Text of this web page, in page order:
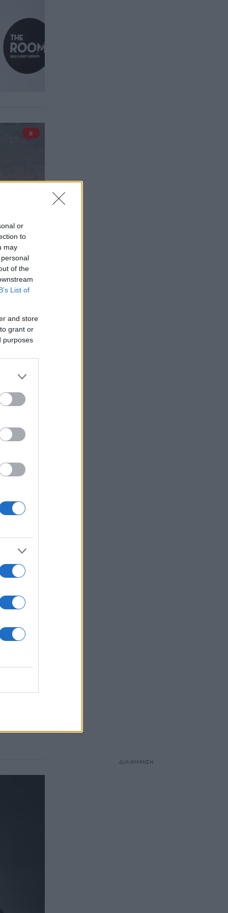
or
to
may
of the
List of
and store
grant or
purposes
8
ΔΙΑΦΗΜΙΣΗ